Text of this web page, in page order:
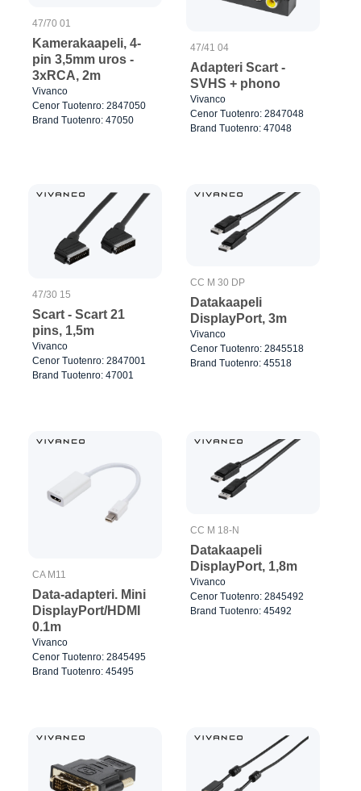
47/70 01
Kamerakaapeli, 4-
pin 3,5mm uros -
3xRCA, 2m
Vivanco
Cenor Tuotenro: 2847050
Brand Tuotenro: 47050
47/41 04
Adapteri Scart -
SVHS + phono
Vivanco
Cenor Tuotenro: 2847048
Brand Tuotenro: 47048
47/30 15
Scart - Scart 21
pins, 1,5m
Vivanco
Cenor Tuotenro: 2847001
Brand Tuotenro: 47001
CC M 30 DP
Datakaapeli
DisplayPort, 3m
Vivanco
Cenor Tuotenro: 2845518
Brand Tuotenro: 45518
CA M11
Data-adapteri. Mini
DisplayPort/HDMI
0.1m
Vivanco
Cenor Tuotenro: 2845495
Brand Tuotenro: 45495
CC M 18-N
Datakaapeli
DisplayPort, 1,8m
Vivanco
Cenor Tuotenro: 2845492
Brand Tuotenro: 45492